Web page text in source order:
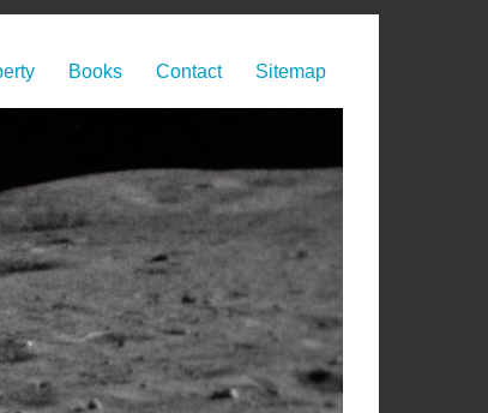
Books Contact Sitemap